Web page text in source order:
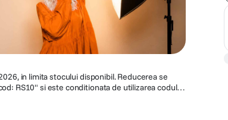
in limita stocului disponibil. Reducerea se
RS10" si este conditionata de utilizarea codului
comenzii. Acest cod ofera o reducere de
rezerva dreptul de a modifica sau anula promotia